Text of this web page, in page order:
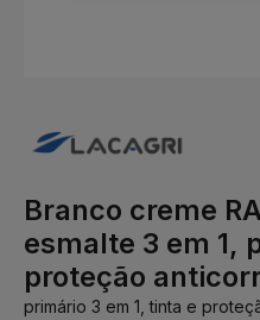
Branco creme
esmalte 3 em 1,
proteção
primário 3 em 1, tinta e